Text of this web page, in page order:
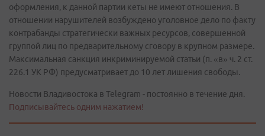
оформления, к данной партии кеты не имеют отношения. В
отношении нарушителей возбуждено уголовное дело по факту
контрабанды стратегически важных ресурсов, совершенной
группой лиц по предварительному сговору в крупном размере.
Максимальная санкция инкриминируемой статьи (п. «в» ч. 2 ст.
226.1 УК РФ) предусматривает до 10 лет лишения свободы.
Новости Владивостока в Telegram - постоянно в течение дня.
Подписывайтесь одним нажатием!